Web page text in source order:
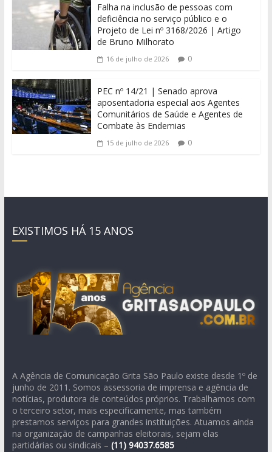
Falha na inclusão de pessoas com
deficiência no serviço público e o
Projeto de Lei nº 3168/2026 | Artigo
de Bruno Milhorato
16 de julho de 2026 0
PEC nº 14/21 | Senado aprova
aposentadoria especial aos Agentes
Comunitários de Saúde e Agentes de
Combate às Endemias
15 de julho de 2026 0
EXISTIMOS HÁ 15 ANOS
A Agência de Comunicação Grita São Paulo existe desde 1º de
junho de 2011. Somos assessoria de imprensa e agência de
notícias, produtora de conteúdos próprios. Trabalhamos com
o terceiro setor, mais especificamente, mas também
prestamos serviços para grandes instituições. Atuamos ainda
na organização de campanhas eleitorais, sejam elas
partidárias ou sindicais – (11) 94037.6585